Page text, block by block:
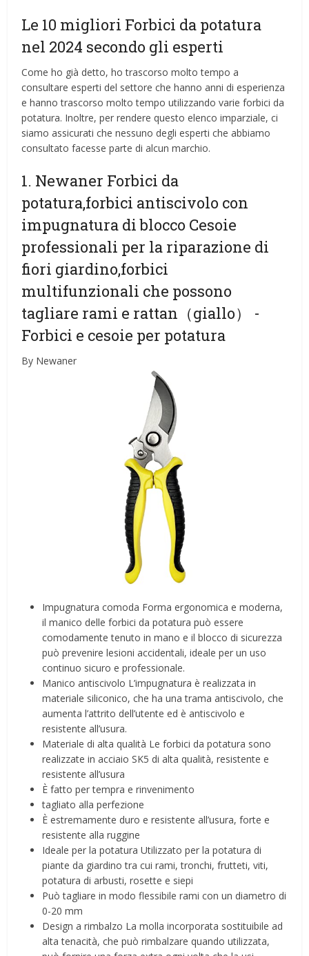
Le 10 migliori Forbici da potatura
nel 2024 secondo gli esperti
Come ho già detto, ho trascorso molto tempo a
consultare esperti del settore che hanno anni di esperienza
e hanno trascorso molto tempo utilizzando varie forbici da
potatura. Inoltre, per rendere questo elenco imparziale, ci
siamo assicurati che nessuno degli esperti che abbiamo
consultato facesse parte di alcun marchio.
1. Newaner Forbici da
potatura,forbici antiscivolo con
impugnatura di blocco Cesoie
professionali per la riparazione di
fiori giardino,forbici
multifunzionali che possono
tagliare rami e rattan（giallo） -
Forbici e cesoie per potatura
By Newaner
Impugnatura comoda Forma ergonomica e moderna,
il manico delle forbici da potatura può essere
comodamente tenuto in mano e il blocco di sicurezza
può prevenire lesioni accidentali, ideale per un uso
continuo sicuro e professionale.
Manico antiscivolo L’impugnatura è realizzata in
materiale siliconico, che ha una trama antiscivolo, che
aumenta l’attrito dell’utente ed è antiscivolo e
resistente all’usura.
Materiale di alta qualità Le forbici da potatura sono
realizzate in acciaio SK5 di alta qualità, resistente e
resistente all’usura
È fatto per tempra e rinvenimento
tagliato alla perfezione
È estremamente duro e resistente all’usura, forte e
resistente alla ruggine
Ideale per la potatura Utilizzato per la potatura di
piante da giardino tra cui rami, tronchi, frutteti, viti,
potatura di arbusti, rosette e siepi
Può tagliare in modo flessibile rami con un diametro di
0-20 mm
Design a rimbalzo La molla incorporata sostituibile ad
alta tenacità, che può rimbalzare quando utilizzata,